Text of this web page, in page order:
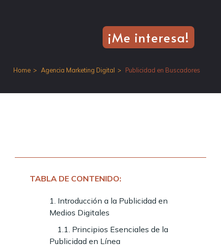
¡Me interesa!
Home Agencia Marketing Digital Publicidad en Buscadores
TABLA DE CONTENIDO:
1. Introducción a la Publicidad en
Medios Digitales
1.1. Principios Esenciales de la
Publicidad en Línea